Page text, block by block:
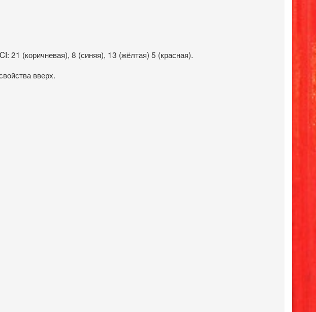
21 (коричневая), 8 (синяя), 13 (жёлтая) 5 (красная).
вверх.